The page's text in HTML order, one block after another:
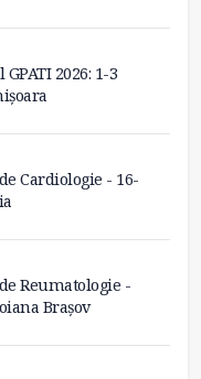
2026: 1-3
Cardiologie - 16-
Reumatologie -
Brașov